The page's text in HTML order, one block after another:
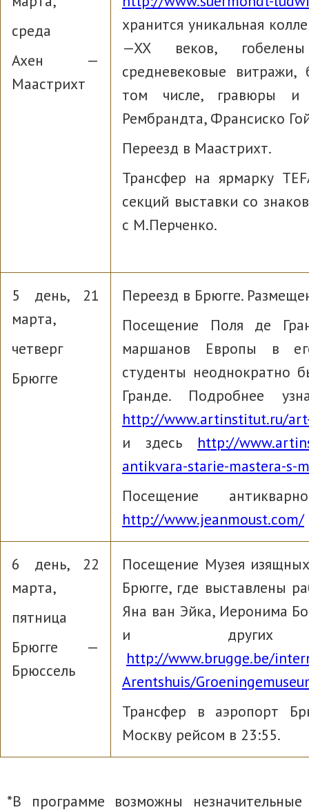
среда
Ахен —
Маастрихт
хранится уникальная
—XX веков,
средневековые витражи,
том числе, гравюры и
Рембрандта, Франсиско
Переезд в Маастрихт.
Трансфер на ярмарку
секций выставки со
с М.Перченко.
5 день, 21
марта,
четверг
Брюгге
Переезд в Брюгге.
Посещение Поля де
маршанов Европы в
студенты неоднократно
Гранде. Подробнее
http://www.artinstitut.ru/
и здесь http://
antikvara-starie-mastera-s-
Посещение
http://www.jeanmoust.com/
6 день, 22
марта,
пятница
Брюгге —
Брюссель
Посещение Музея
Брюгге, где выставлены
Яна ван Эйка, Иеронима
и
http://www.brugge.be/
Arentshuis/
Трансфер в аэропорт
Москву рейсом в 23:55.
*В программе возможны незначительные